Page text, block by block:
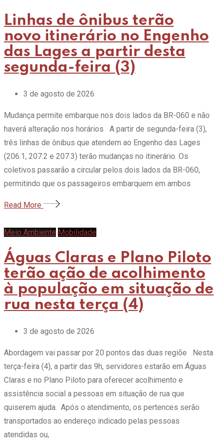
Linhas de ônibus terão
novo itinerário no Engenho
das Lages a partir desta
segunda-feira (3)
3 de agosto de 2026
Mudança permite embarque nos dois lados da BR-060 e não
haverá alteração nos horários A partir de segunda-feira (3),
três linhas de ônibus que atendem ao Engenho das Lages
(206.1, 207.2 e 207.3) terão mudanças no itinerário. Os
coletivos passarão a circular pelos dois lados da BR-060,
permitindo que os passageiros embarquem em ambos
Read More
Meio Ambiente Mobilidade
Águas Claras e Plano Piloto
terão ação de acolhimento
à população em situação de
rua nesta terça (4)
3 de agosto de 2026
Abordagem vai passar por 20 pontos das duas regiõe Nesta
terça-feira (4), a partir das 9h, servidores estarão em Águas
Claras e no Plano Piloto para oferecer acolhimento e
assistência social a pessoas em situação de rua que
quiserem ajuda. Após o atendimento, os pertences serão
transportados ao endereço indicado pelas pessoas
atendidas ou,